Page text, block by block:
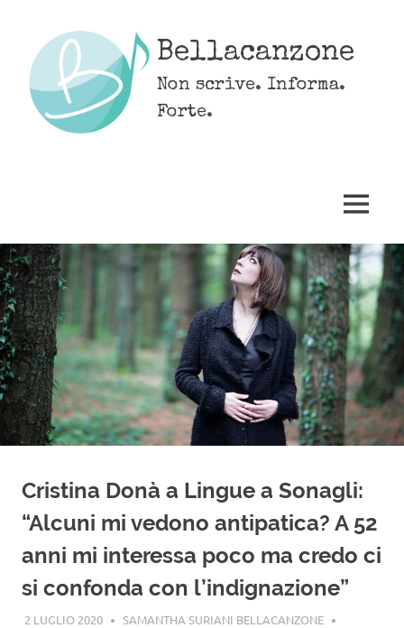
content
Bellacanzone
Non scrive. Informa.
Forte.
MENU
Cristina Donà a Lingue a Sonagli:
“Alcuni mi vedono antipatica? A 52
anni mi interessa poco ma credo ci
si confonda con l’indignazione”
2 LUGLIO 2020
SAMANTHA SURIANI BELLACANZONE